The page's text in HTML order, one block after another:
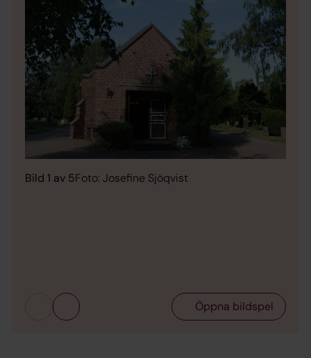
Bild 1 av 5Foto: Josefine Sjöqvist
Öppna bildspel